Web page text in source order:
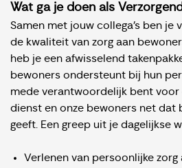
Wat ga je doen als
Samen met jouw collega’s ben
de kwaliteit van zorg aan
heb je een afwisselend
bewoners ondersteunt bij hun
mede verantwoordelijk bent
dienst en onze bewoners net dat
geeft. Een greep uit je dagelijkse
Verlenen van persoonlijke zorg